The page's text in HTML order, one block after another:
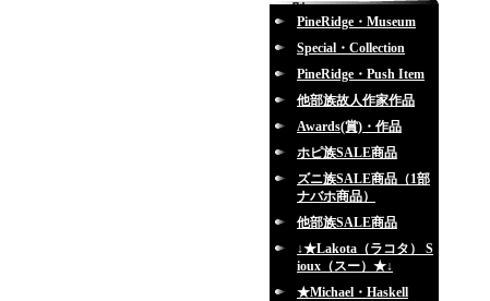
別
PineRidge・Museum
Special・Collection
PineRidge・Push Item
他部族故人作家作品
Awards(賞)・作品
ホピ族SALE商品
ズニ族SALE商品（1部
ナバホ商品）
他部族SALE商品
↓★Lakota（ラコタ） S
ioux（スー）★↓
★Michael・Haskell